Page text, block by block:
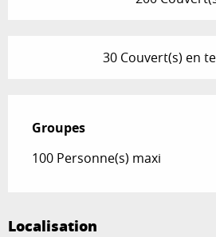
30 Couvert(s) en
Groupes
Groupes
100 Personne(s) maxi
Localisation